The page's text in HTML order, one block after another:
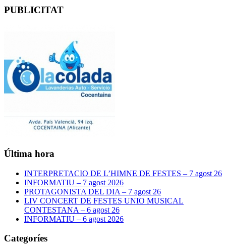
PUBLICITAT
Última hora
INTERPRETACIO DE L’HIMNE DE FESTES – 7 agost 26
INFORMATIU – 7 agost 2026
PROTAGONISTA DEL DIA – 7 agost 26
LIV CONCERT DE FESTES UNIO MUSICAL
CONTESTANA – 6 agost 26
INFORMATIU – 6 agost 2026
Categoríes